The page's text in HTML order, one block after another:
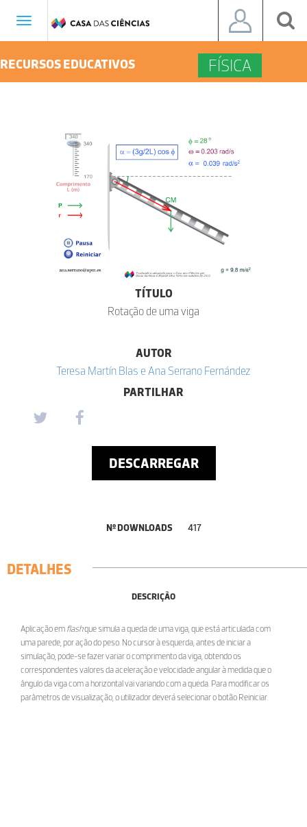
Toggle
RECURSOS EDUCATIVOS FÍSICA
TÍTULO
Rotação de uma viga
AUTOR
Teresa Martín Blas e Ana Serrano Fernández
PARTILHAR
DESCARREGAR
Nº DOWNLOADS 417
DETALHES
DESCRIÇÃO
Aplicação em flashque simula a queda de uma viga, que está articulada com
uma parede, por ação do peso. No cursor à esquerda, antes de iniciar a
simulação, pode-se fazer variar o comprimento da viga, obtendo os
correspondentes valores da aceleração e velocidade angular à medida que o
ângulo da viga com a horizontal vai variando com a queda. Para modificar os
parâmetros de visualização, o utilizador deverá selecionar o botão Reiniciar.